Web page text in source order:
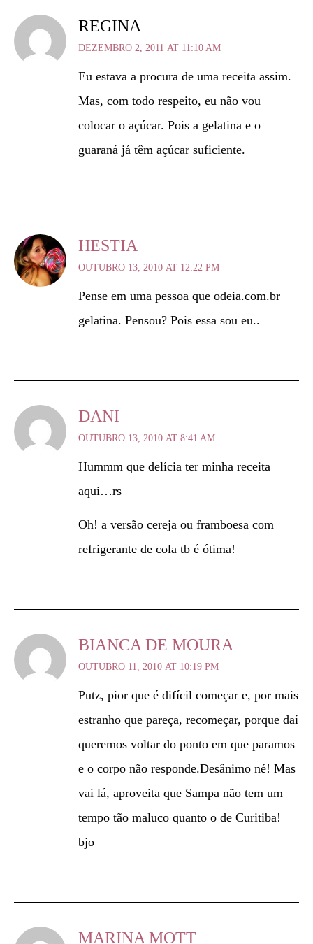
REGINA
DEZEMBRO 2, 2011 AT 11:10 AM
Eu estava a procura de uma receita assim.
Mas, com todo respeito, eu não vou
colocar o açúcar. Pois a gelatina e o
guaraná já têm açúcar suficiente.
HESTIA
OUTUBRO 13, 2010 AT 12:22 PM
Pense em uma pessoa que odeia.com.br
gelatina. Pensou? Pois essa sou eu..
DANI
OUTUBRO 13, 2010 AT 8:41 AM
Hummm que delícia ter minha receita
aqui…rs
Oh! a versão cereja ou framboesa com
refrigerante de cola tb é ótima!
BIANCA DE MOURA
OUTUBRO 11, 2010 AT 10:19 PM
Putz, pior que é difícil começar e, por mais
estranho que pareça, recomeçar, porque daí
queremos voltar do ponto em que paramos
e o corpo não responde.Desânimo né! Mas
vai lá, aproveita que Sampa não tem um
tempo tão maluco quanto o de Curitiba!
bjo
MARINA MOTT